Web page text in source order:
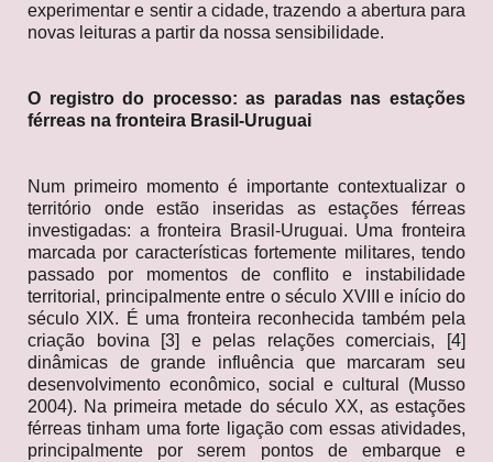
experimentar e sentir a cidade, trazendo a abertura para
novas leituras a partir da nossa sensibilidade.
O registro do processo: as paradas nas estações
férreas na fronteira Brasil-Uruguai
Num primeiro momento é importante contextualizar o
território onde estão inseridas as estações férreas
investigadas: a fronteira Brasil-Uruguai. Uma fronteira
marcada por características fortemente militares, tendo
passado por momentos de conflito e instabilidade
territorial, principalmente entre o século XVIII e início do
século XIX. É uma fronteira reconhecida também pela
criação bovina [3] e pelas relações comerciais, [4]
dinâmicas de grande influência que marcaram seu
desenvolvimento econômico, social e cultural (Musso
2004). Na primeira metade do século XX, as estações
férreas tinham uma forte ligação com essas atividades,
principalmente por serem pontos de embarque e